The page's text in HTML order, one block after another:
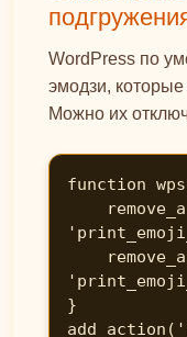
WordPress по
эмодзи,
Можно их
function
}